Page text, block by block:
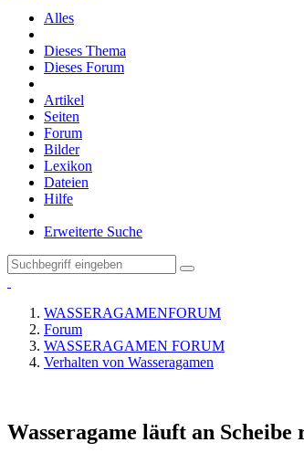
Alles
Dieses Thema
Dieses Forum
Artikel
Seiten
Forum
Bilder
Lexikon
Dateien
Hilfe
Erweiterte Suche
WASSERAGAMENFORUM
Forum
WASSERAGAMEN FORUM
Verhalten von Wasseragamen
Wasseragame läuft an